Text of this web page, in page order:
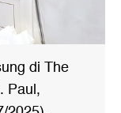
di The
Paul,